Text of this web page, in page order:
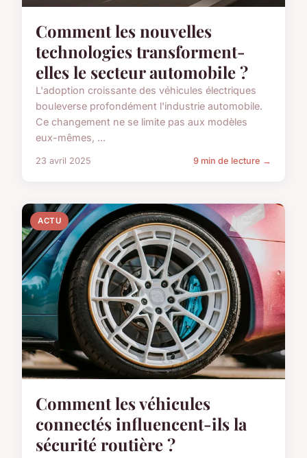
Comment les nouvelles
technologies transforment-
elles le secteur automobile ?
L'adoption croissante des véhicules électriques
bouleverse profondément l'industrie automobile.
Ce changement ne se limite pas aux modèles
eux-mêmes, ...
23 avril 2025 9 min de lecture →
ACTU
Comment les véhicules
connectés influencent-ils la
sécurité routière ?